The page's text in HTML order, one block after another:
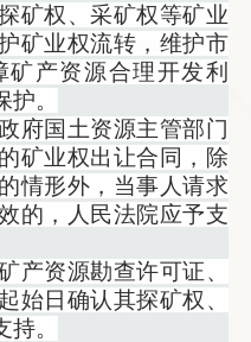
权、采矿权等矿业
矿业权流转，维护市
产资源合理开发利
。
国土资源主管部门
矿业权出让合同，除
情形外，当事人请求
的，人民法院应予支
资源勘查许可证、
始日确认其探矿权、
。